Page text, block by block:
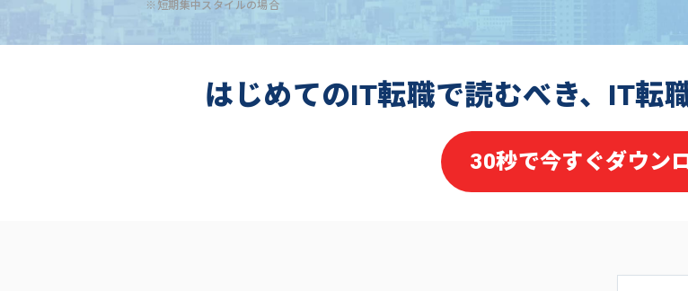
※短期集中スタイルの場合
はじめてのIT転職で読むべき、IT転
30秒で今すぐダウン